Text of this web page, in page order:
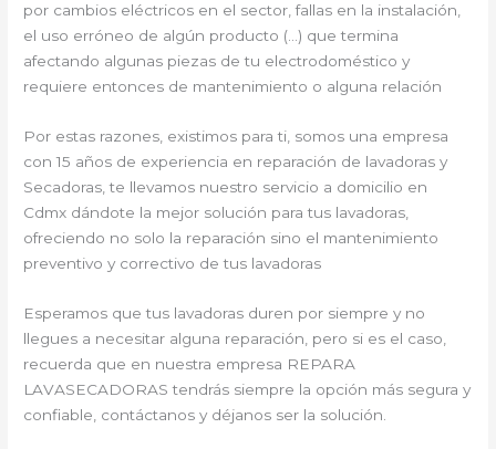
por cambios eléctricos en el sector, fallas en la instalación,
el uso erróneo de algún producto (…) que termina
afectando algunas piezas de tu electrodoméstico y
requiere entonces de mantenimiento o alguna relación
Por estas razones, existimos para ti, somos una empresa
con 15 años de experiencia en reparación de lavadoras y
Secadoras, te llevamos nuestro servicio a domicilio en
Cdmx dándote la mejor solución para tus lavadoras,
ofreciendo no solo la reparación sino el mantenimiento
preventivo y correctivo de tus lavadoras
Esperamos que tus lavadoras duren por siempre y no
llegues a necesitar alguna reparación, pero si es el caso,
recuerda que en nuestra empresa REPARA
LAVASECADORAS tendrás siempre la opción más segura y
confiable, contáctanos y déjanos ser la solución.